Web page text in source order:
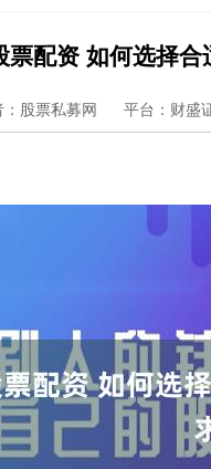
票配资 如何选择
：股票私募网 平台：财盛